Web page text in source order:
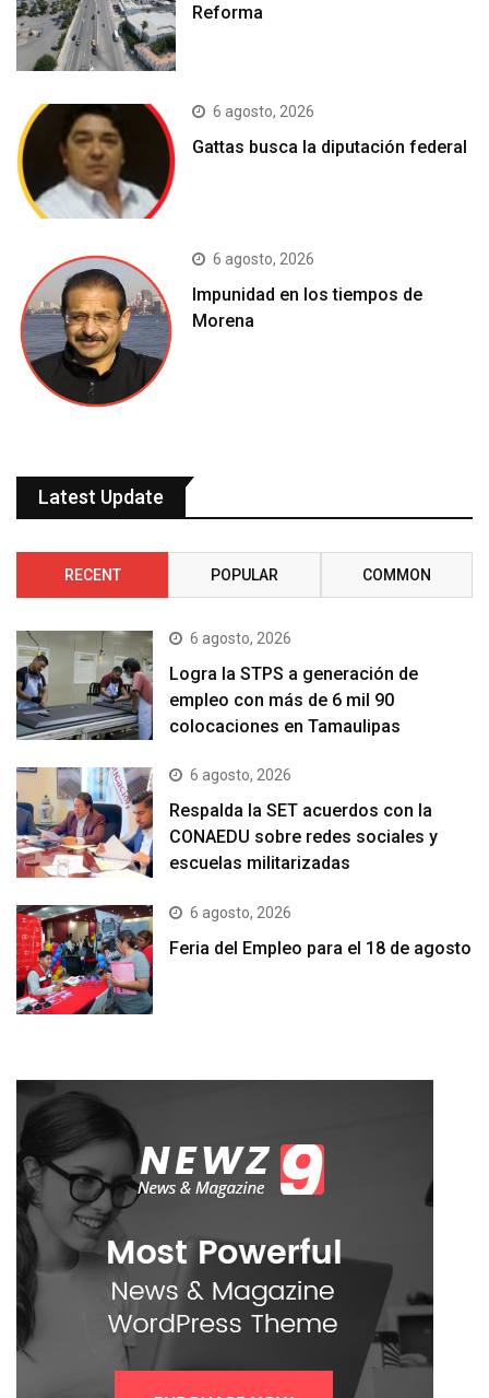
Reforma
6 agosto, 2026
Gattas busca la diputación federal
6 agosto, 2026
Impunidad en los tiempos de
Morena
Latest Update
RECENT POPULAR COMMON
6 agosto, 2026
Logra la STPS a generación de
empleo con más de 6 mil 90
colocaciones en Tamaulipas
6 agosto, 2026
Respalda la SET acuerdos con la
CONAEDU sobre redes sociales y
escuelas militarizadas
6 agosto, 2026
Feria del Empleo para el 18 de agosto